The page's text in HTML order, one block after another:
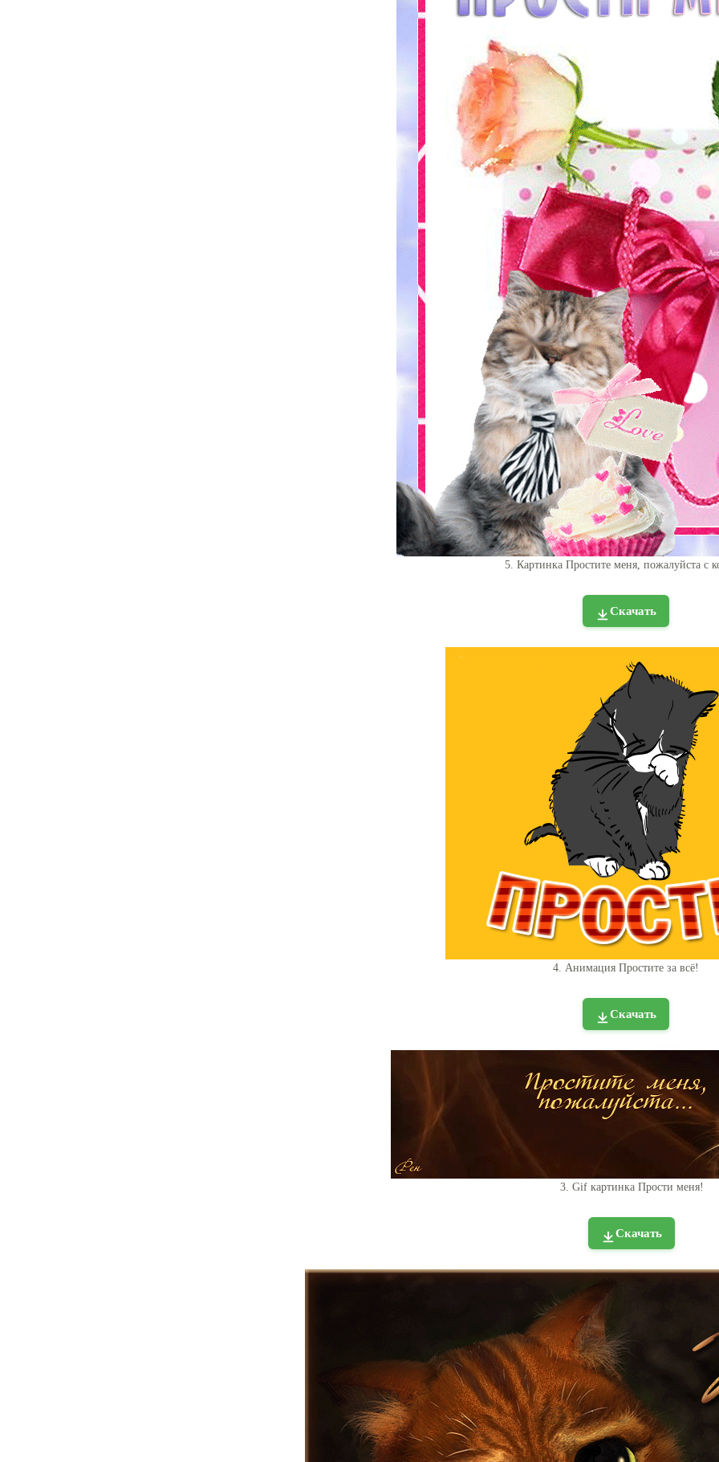
5. Картинка Простите меня, пожалуйста с
Скачать
4. Анимация Простите за всё!
Скачать
3. Gif картинка Прости меня!
Скачать